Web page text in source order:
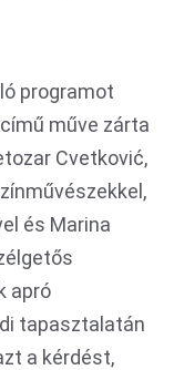
programot
műve zárta
Cvetković,
és Marina
apró
tapasztalatán
a kérdést,